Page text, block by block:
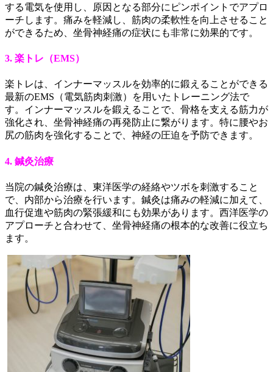
する電気を使用し、原因となる部分にピンポイントでアプロ
ーチします。痛みを軽減し、筋肉の柔軟性を向上させること
ができるため、坐骨神経痛の症状にも非常に効果的です。
3. 楽トレ（EMS）
楽トレは、インナーマッスルを効率的に鍛えることができる
最新のEMS（電気筋肉刺激）を用いたトレーニング法で
す。インナーマッスルを鍛えることで、骨格を支える筋力が
強化され、坐骨神経痛の再発防止に繋がります。特に腰やお
尻の筋肉を強化することで、神経の圧迫を予防できます。
4. 鍼灸治療
当院の鍼灸治療は、東洋医学の経絡やツボを刺激すること
で、内部から治療を行います。鍼灸は痛みの軽減に加えて、
血行促進や筋肉の緊張緩和にも効果があります。西洋医学の
アプローチと合わせて、坐骨神経痛の根本的な改善に役立ち
ます。